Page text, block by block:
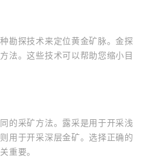
勘探技术来定位黄金矿脉。金探
法。这些技术可以帮助您缩小目
的采矿方法。露采是用于开采浅
用于开采深层金矿。选择正确的
重要。